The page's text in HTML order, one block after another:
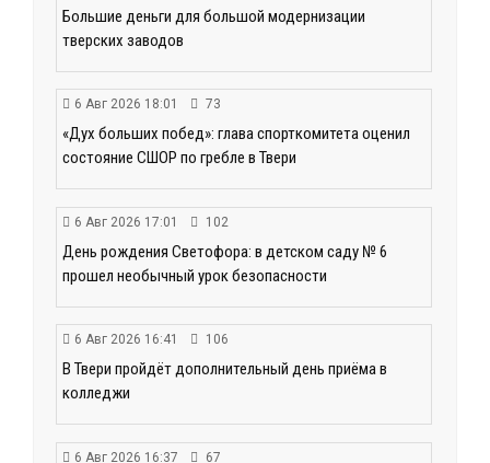
Большие деньги для большой модернизации
тверских заводов
6 Авг 2026 18:01 73
«Дух больших побед»: глава спорткомитета оценил
состояние СШОР по гребле в Твери
6 Авг 2026 17:01 102
День рождения Светофора: в детском саду № 6
прошел необычный урок безопасности
6 Авг 2026 16:41 106
В Твери пройдёт дополнительный день приёма в
колледжи
6 Авг 2026 16:37 67